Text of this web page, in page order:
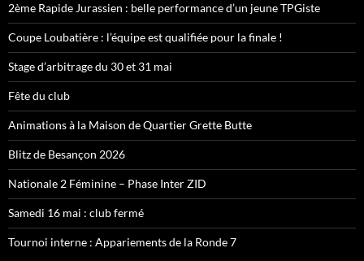
2ème Rapide Jurassien : belle performance d’un jeune TPGiste
Coupe Loubatière : l’équipe est qualifiée pour la finale !
Stage d’arbitrage du 30 et 31 mai
Fête du club
Animations à la Maison de Quartier Grette Butte
Blitz de Besançon 2026
Nationale 2 Féminine – Phase Inter ZID
Samedi 16 mai : club fermé
Tournoi interne : Appariements de la Ronde 7